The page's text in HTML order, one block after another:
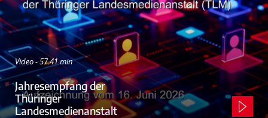
Video - 57:41 min
Jahresempfang der
Thüringer
Landesmedienanstalt